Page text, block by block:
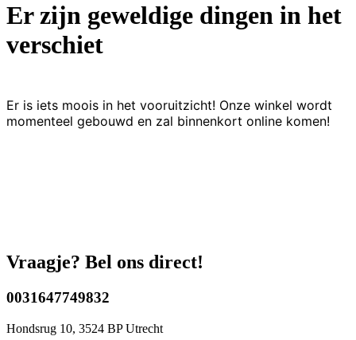
Er zijn geweldige dingen in het
verschiet
Er is iets moois in het vooruitzicht! Onze winkel wordt
momenteel gebouwd en zal binnenkort online komen!
Vraagje? Bel ons direct!
0031647749832
Hondsrug 10, 3524 BP Utrecht